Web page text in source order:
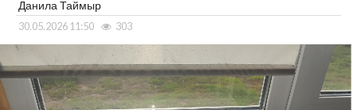
Данила Таймыр
30.05.2026 11:50 303